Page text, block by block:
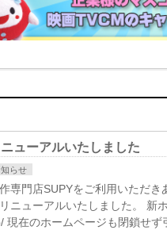
ューアルいたしました
知らせ
専門店SUPYをご利用いただ
ニューアルいたしました。 新
現在のホームページも閉鎖せず